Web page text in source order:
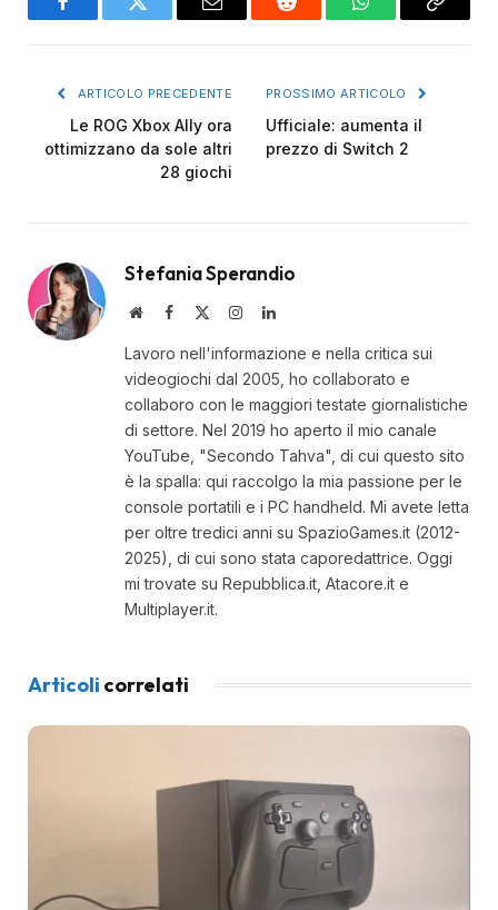
FacebookTwitter Email Reddit WhatsAppCopy
ARTICOLO PRECEDENTE
Le ROG Xbox Ally ora
ottimizzano da sole altri
28 giochi
PROSSIMO ARTICOLO
Ufficiale: aumenta il
prezzo di Switch 2
Stefania Sperandio
WebsiteFacebook InstagramLinkedIn
Lavoro nell'informazione e nella critica sui
videogiochi dal 2005, ho collaborato e
collaboro con le maggiori testate giornalistiche
di settore. Nel 2019 ho aperto il mio canale
YouTube, "Secondo Tahva", di cui questo sito
è la spalla: qui raccolgo la mia passione per le
console portatili e i PC handheld. Mi avete letta
per oltre tredici anni su SpazioGames.it (2012-
2025), di cui sono stata caporedattrice. Oggi
mi trovate su Repubblica.it, Atacore.it e
Multiplayer.it.
Articoli correlati